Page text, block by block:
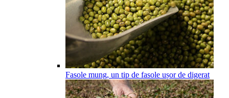
Fasole mung, un tip de fasole ușor de digerat